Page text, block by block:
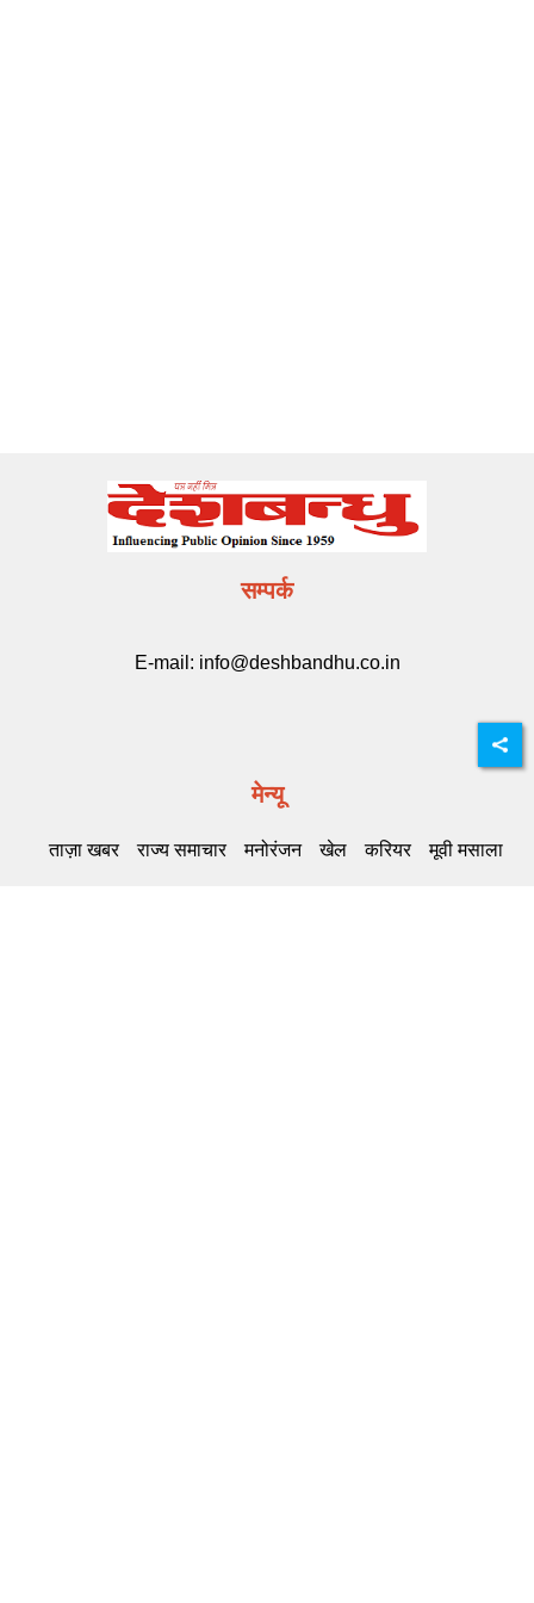
सम्पर्क
E-mail: info@deshbandhu.co.in
मेन्यू
ताज़ा खबर राज्य समाचार मनोरंजन खेल करियर मूवी मसाला